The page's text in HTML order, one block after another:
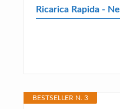
Ricarica Rapida -
BESTSELLER N. 3